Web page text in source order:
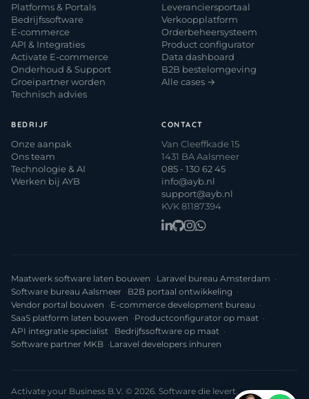
Platforms & Portals
Bedrijfssoftware
E-commerce
API & Integraties
Activate E-commerce
Onderhoud & Support
Groeipartner worden
Technisch advies
Leveranciersportaal
Verkoopplatform
Orderbeheersysteem
Product configurator
Data dashboard
B2B bestelomgeving
Alle cases →
BEDRIJF
Onze aanpak
Ons team
Technologie & AI
Werken bij AYB
CONTACT
Van Cleeffkade 15
1431 BA Aalsmeer
085 - 130 62 45
info@ayb.nl
support@ayb.nl
KVK 81187394
Maatwerk software laten bouwen
Laravel bureau Amsterdam
Software bureau Aalsmeer
B2B portaal ontwikkeling
Vendor portal bouwen
E-commerce development bureau
SaaS platform laten bouwen
Productconfigurator op maat
API integratie specialist
Bedrijfssoftware op maat
Software partner MKB
Laravel developers inhuren
Activate your Business B.V. © 2026. Software die levert.